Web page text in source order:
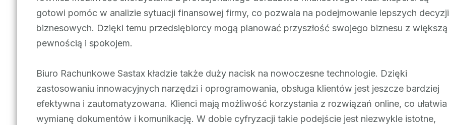
gotowi pomóc w analizie sytuacji finansowej firmy, co pozwala na podejmowanie lepszych decyzji
biznesowych. Dzięki temu przedsiębiorcy mogą planować przyszłość swojego biznesu z większą
pewnością i spokojem.
Biuro Rachunkowe Sastax kładzie także duży nacisk na nowoczesne technologie. Dzięki
zastosowaniu innowacyjnych narzędzi i oprogramowania, obsługa klientów jest jeszcze bardziej
efektywna i zautomatyzowana. Klienci mają możliwość korzystania z rozwiązań online, co ułatwia
wymianę dokumentów i komunikację. W dobie cyfryzacji takie podejście jest niezwykle istotne,